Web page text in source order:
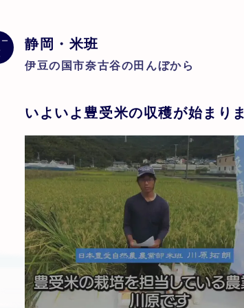
静岡・米班
伊豆の国市奈古谷の田んぼから
いよいよ豊受米の収穫が始まり